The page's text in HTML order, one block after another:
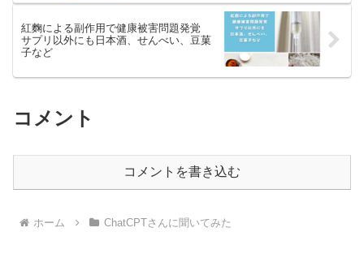
紅麴による副作用で健康被害問題発覚
サプリ以外にも日本酒、せんべい、豆菓
子など
コメント
コメントを書き込む
ホーム ChatCPTさんに聞いてみた